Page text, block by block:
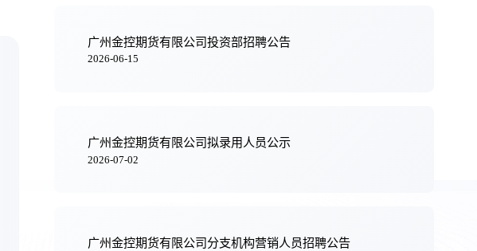
广州金控期货有限公司投资部招聘公告
2026-06-15
广州金控期货有限公司拟录用人员公示
2026-07-02
广州金控期货有限公司分支机构营销人员招聘公告